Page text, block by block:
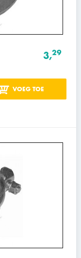
3,29
VOEG TOE